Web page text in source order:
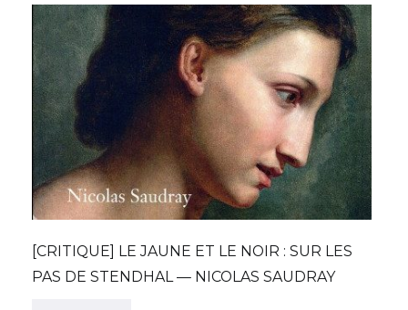
[CRITIQUE] LE JAUNE ET LE NOIR : SUR LES
PAS DE STENDHAL — NICOLAS SAUDRAY